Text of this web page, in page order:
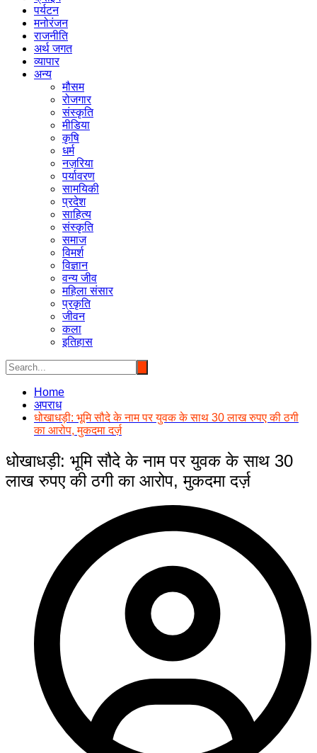
पर्यटन
मनोरंजन
राजनीति
अर्थ जगत
व्यापार
अन्य
मौसम
रोजगार
संस्कृति
मीडिया
कृषि
धर्म
नज़रिया
पर्यावरण
सामयिकी
प्रदेश
साहित्य
संस्कृति
समाज
विमर्श
विज्ञान
वन्य जीव
महिला संसार
प्रकृति
जीवन
कला
इतिहास
Home
अपराध
धोखाधड़ी: भूमि सौदे के नाम पर युवक के साथ 30 लाख रुपए की ठगी
का आरोप, मुकदमा दर्ज़
धोखाधड़ी: भूमि सौदे के नाम पर युवक के साथ 30
लाख रुपए की ठगी का आरोप, मुकदमा दर्ज़